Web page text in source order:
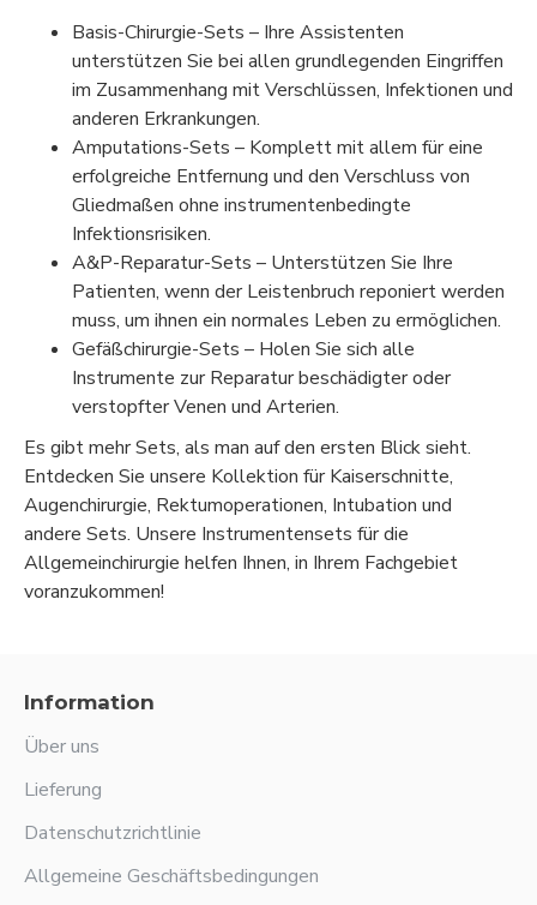
Basis-Chirurgie-Sets – Ihre Assistenten
unterstützen Sie bei allen grundlegenden Eingriffen
im Zusammenhang mit Verschlüssen, Infektionen und
anderen Erkrankungen.
Amputations-Sets – Komplett mit allem für eine
erfolgreiche Entfernung und den Verschluss von
Gliedmaßen ohne instrumentenbedingte
Infektionsrisiken.
A&P-Reparatur-Sets – Unterstützen Sie Ihre
Patienten, wenn der Leistenbruch reponiert werden
muss, um ihnen ein normales Leben zu ermöglichen.
Gefäßchirurgie-Sets – Holen Sie sich alle
Instrumente zur Reparatur beschädigter oder
verstopfter Venen und Arterien.
Es gibt mehr Sets, als man auf den ersten Blick sieht.
Entdecken Sie unsere Kollektion für Kaiserschnitte,
Augenchirurgie, Rektumoperationen, Intubation und
andere Sets. Unsere Instrumentensets für die
Allgemeinchirurgie helfen Ihnen, in Ihrem Fachgebiet
voranzukommen!
Information
Über uns
Lieferung
Datenschutzrichtlinie
Allgemeine Geschäftsbedingungen